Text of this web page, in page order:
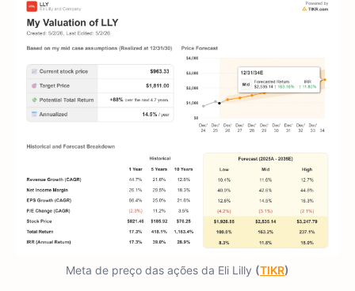
Meta de preço das ações da Eli Lilly (TIKR)